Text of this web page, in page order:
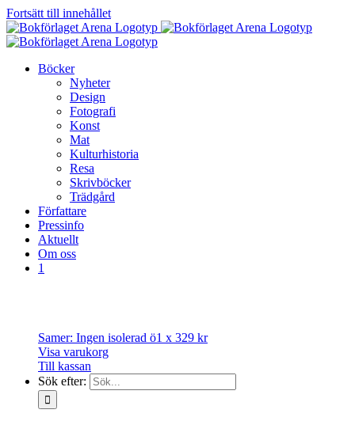
Fortsätt till innehållet
Böcker
Nyheter
Design
Fotografi
Konst
Mat
Kulturhistoria
Resa
Skrivböcker
Trädgård
Författare
Pressinfo
Aktuellt
Om oss
1
Samer: Ingen isolerad ö1 x 329 kr
Visa varukorg
Till kassan
Sök efter: